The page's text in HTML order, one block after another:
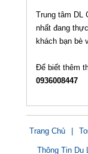
Trung tâm DL
nhất đang
khách bạn bè
Để biết thêm
0936008447
Trang Chủ
Thông Tin Du